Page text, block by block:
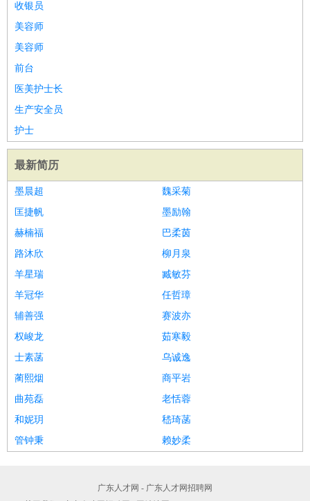
收银员
美容师
美容师
前台
医美护士长
生产安全员
护士
最新简历
墨晨超
魏采菊
匡捷帆
墨励翰
赫楠福
巴柔茵
路沐欣
柳月泉
羊星瑞
臧敏芬
羊冠华
任哲璋
辅善强
赛波亦
权峻龙
茹寒毅
士素菡
乌诚逸
蔺熙烟
商平岩
曲苑磊
老恬蓉
和妮玥
嵇琦菡
管钟秉
赖妙柔
广东人才网 - 广东人才网招聘网